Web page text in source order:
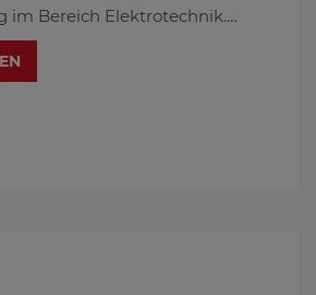
im Bereich Elektrotechnik.
auf Ihre Bewerbung!